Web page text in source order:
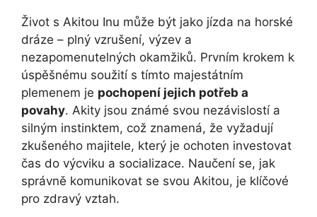
Život s Akitou Inu může být jako jízda na horské
dráze – plný vzrušení, výzev a
nezapomenutelných okamžiků. Prvním krokem k
úspěšnému soužití s tímto majestátním
plemenem je pochopení jejich potřeb a
povahy. Akity jsou známé svou nezávislostí a
silným instinktem, což znamená, že vyžadují
zkušeného majitele, který je ochoten investovat
čas do výcviku a socializace. Naučení se, jak
správně komunikovat se svou Akitou, je klíčové
pro zdravý vztah.